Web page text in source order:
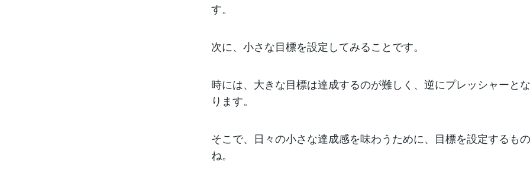
す。
次に、小さな目標を設定してみることです。
時には、大きな目標は達成するのが難しく、逆にプレッシャーと
ります。
そこで、日々の小さな達成感を味わうために、目標を設定するも
ね。